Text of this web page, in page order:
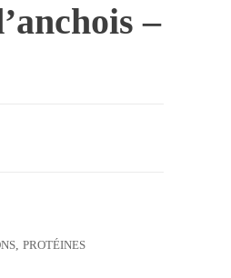
–
, PROTÉINES